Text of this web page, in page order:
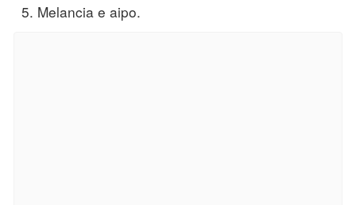
Melancia e aipo.